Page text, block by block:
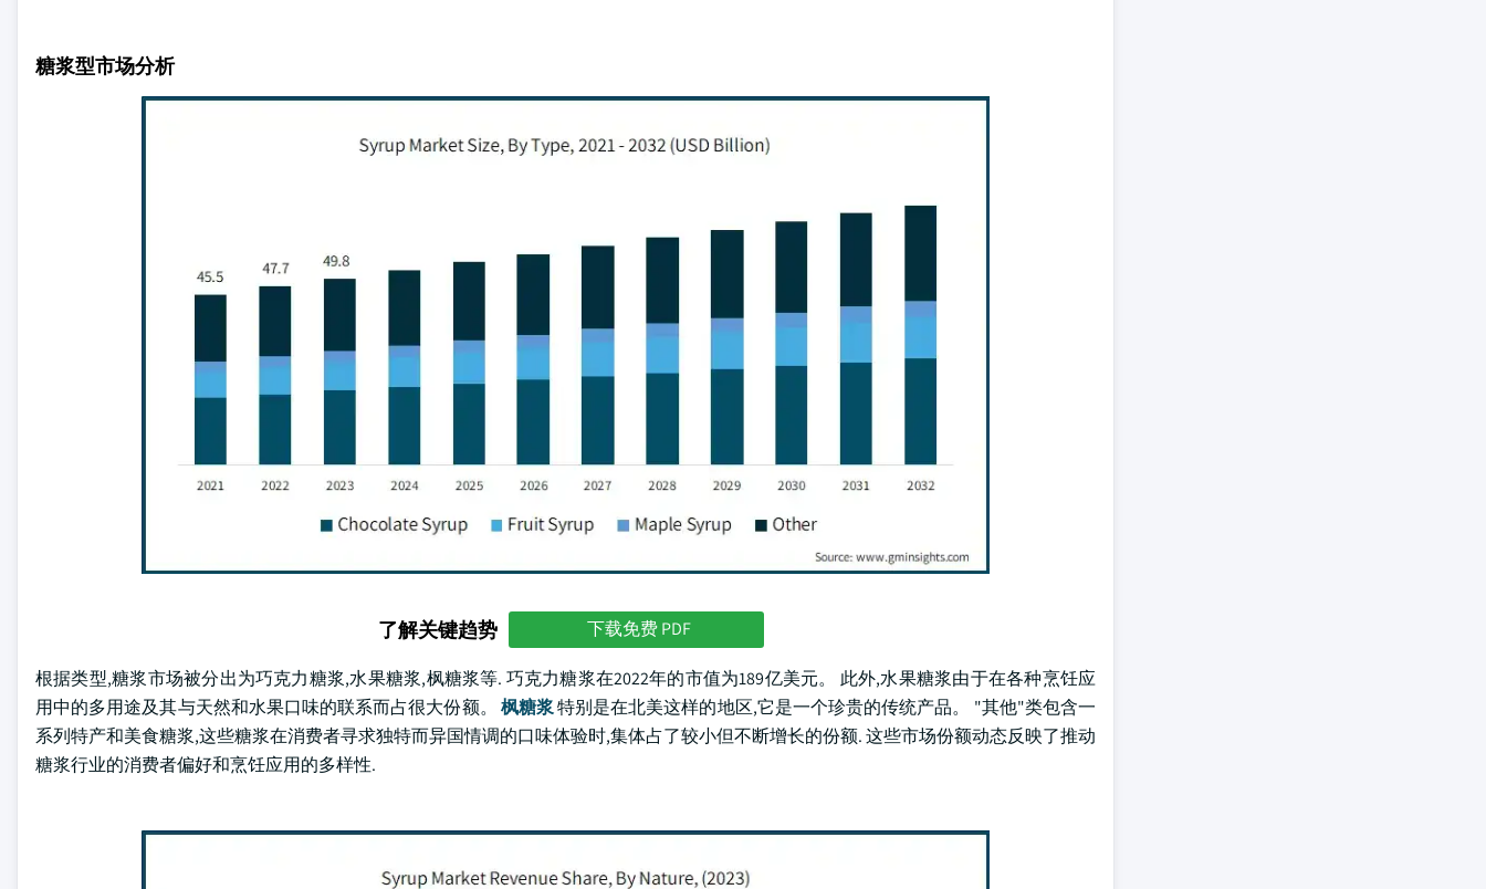
糖浆型市场分析
了解关键趋势 下载免费 PDF
根据类型,糖浆市场被分出为巧克力糖浆,水果糖浆,枫糖浆等. 巧克力糖浆在2022年的市值为189亿美元。 此外,水果糖浆由于在各种烹饪应
用中的多用途及其与天然和水果口味的联系而占很大份额。 枫糖浆特别是在北美这样的地区,它是一个珍贵的传统产品。 "其他"类包含一
系列特产和美食糖浆,这些糖浆在消费者寻求独特而异国情调的口味体验时,集体占了较小但不断增长的份额. 这些市场份额动态反映了推动
糖浆行业的消费者偏好和烹饪应用的多样性.